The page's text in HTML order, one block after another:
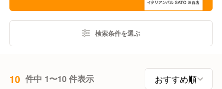
検索条件を選ぶ
10 件中 1〜10 件表示